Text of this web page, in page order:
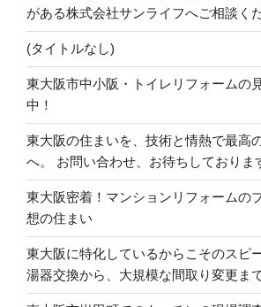
がある株式会社サンライフへご相談く
(タイトルなし)
東大阪市中小阪・トイレリフォームの
中！
東大阪の住まいを、技術と情熱で最高
へ。 お問い合わせ、お待ちしておりま
東大阪密着！マンションリフォームの
想の住まい
東大阪に特化しているからこそのスピ
湯器交換から、大規模な間取り変更まで